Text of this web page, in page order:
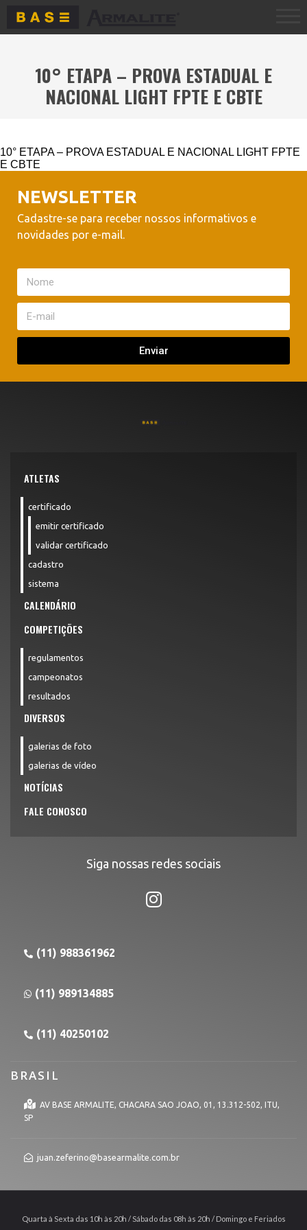
10° ETAPA – PROVA ESTADUAL E
NACIONAL LIGHT FPTE E CBTE
10° ETAPA – PROVA ESTADUAL E NACIONAL LIGHT FPTE
E CBTE
NEWSLETTER
Cadastre-se para receber nossos informativos e
novidades por e-mail.
Enviar
ATLETAS
certificado
emitir certificado
validar certificado
cadastro
sistema
CALENDÁRIO
COMPETIÇÕES
regulamentos
campeonatos
resultados
DIVERSOS
galerias de foto
galerias de vídeo
NOTÍCIAS
FALE CONOSCO
Siga nossas redes sociais
(11) 988361962
(11) 989134885
(11) 40250102
BRASIL
AV BASE ARMALITE, CHACARA SAO JOAO, 01, 13.312-502, ITU,
SP
juan.zeferino@basearmalite.com.br
Quarta à Sexta das 10h às 20h / Sábado das 08h às 20h / Domingo e Feriados